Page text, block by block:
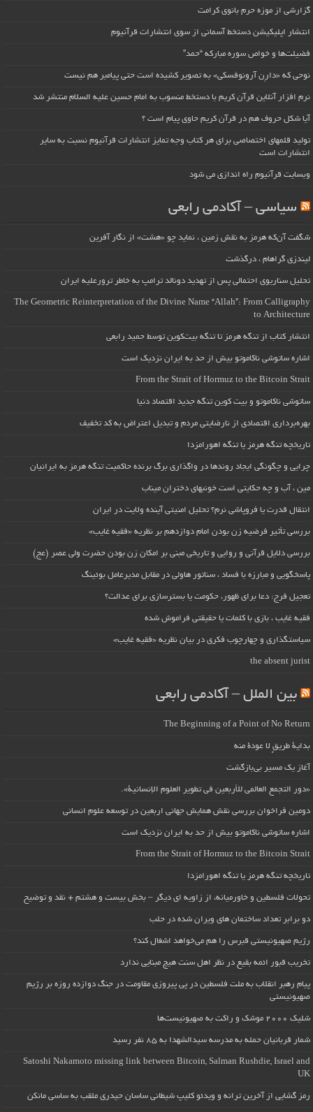
گزارشی از موزه حرم بانوی کرامت
انتشار اپلیکیشن دستخط آسمانی از سوی انتشارات قرآنیوم
فضیلت‌ها و خواص سوره مبارکه “حمد”
نوحی که «دارِن آرونوفسکی» به تصویر کشیده است حتی پیامبر هم نیست
نرم افزار آنلاین قرآن کریم با دستخط منسوب به امام حسین علیه السلام منتشر شد
آیا شکل حروف هم در قرآن کریم حاوی پیام است ؟
تولید قلمهای اختصاصی برای هر کتاب وجه تمایز انتشارات قرآنیوم نسبت به سایر
انتشارات است
وبسایت قرآنیوم راه اندازی می شود
سیاسی – آکادمی رابعی
شگفت آن‌که هرمز به نقش زمین ، نماید چو «هشت» از نگار آفرین
لیندزی گراهام ، درگذشت
تحلیل سناریوی احتمالی پس از تهدید دونالد ترامپ به خاطر ترورعلیه ایران
The Geometric Reinterpretation of the Divine Name “Allah”: From Calligraphy
to Architecture
انتشار کتاب از تنگه هرمز تا تنگه بیت‌کوین توسط حمید رابعی
اشاره ساتوشی ناکاموتو بیش از حد به ایران نزدیک است
From the Strait of Hormuz to the Bitcoin Strait
ساتوشی ناکاموتو و بیت کوین تنگه جدید اقتصاد دنیا
بهره‌برداری اقتصادی از نارضایتی مردم و تبدیل اعتراض به کد تخفیف
تاریخچه تنگه هرمز یا تنگه اهورامزدا
چرایی و چگونگی ایجاد روندها در واگذاری برگ برنده حاکمیت تنگه هرمز به ایرانیان
مین ، آب و چه حکایتی است خونبهای دختران میناب
انتقال قدرت یا فروپاشی نرم؟ تحلیل امنیتی آینده ولایت در ایران
بررسی تأثیر فرضیه زن بودن امام دوازدهم بر نظریه «فقیه غایب»
بررسی دلایل قرآنی و روایی و تاریخی مبنی بر امکان زن بودن حضرت ولی عصر (عج)
پاسخگویی و مبارزه با فساد ، سناتور هاولی در مقابل مدیرعامل بوئینگ
تعجیل فرج: دعا برای ظهور، حکومت یا بسترسازی برای عدالت؟
فقیه غایب ، بازی با کلمات یا حقیقتی فراموش شده
سیاستگذاری و چهارچوب فکری در بیان نظریه «فقیه غایب»
the absent jurist
بین الملل – آکادمی رابعی
The Beginning of a Point of No Return
بداية طريقٍ لا عودة منه
آغاز یک مسیر بی‌بازگشت
«دور التجمع العالمي للأربعين في تطوير العلوم الإنسانية».
دومین فراخوان بررسی نقش همایش جهانی اربعین در توسعه علوم انسانی
اشاره ساتوشی ناکاموتو بیش از حد به ایران نزدیک است
From the Strait of Hormuz to the Bitcoin Strait
تاریخچه تنگه هرمز یا تنگه اهورامزدا
تحولات فلسطین و خاورمیانه، از زاویه ای دیگر – بخش بیست و هشتم + نقد و توضیح
دو برابر تعداد ساختمان های ویران شده در حلب
رژیم صهیونیستی قبرس را هم می‌خواهد اشغال کند؟
تخریب قبور ائمه بقیع در نظر اهل سنت هیچ مبنایی ندارد
پیام رهبر انقلاب به ملت فلسطین در پی پیروزی مقاومت در جنگ دوازده روزه بر رژیم
صهیونیستی
شلیک ۲۰۰۰ موشک و راکت به صهیونیست‌ها
شمار قربانیان حمله به مدرسه سیدالشهدا به ۸۵ نفر رسید
Satoshi Nakamoto missing link between Bitcoin, Salman Rushdie, Israel and
UK
رمز گشایی از آخرین ترانه و ویدئو کلیپ شیطانی ساسان حیدری ملقب به ساسی مانکن